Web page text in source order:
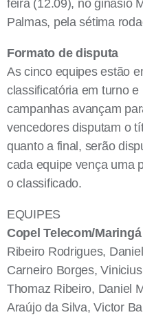
feira (12.09), no ginásio
Palmas, pela sétima
Formato de disputa
As cinco equipes estão
classificatória em turno
campanhas avançam
vencedores disputam o
quanto a final, serão
cada equipe vença uma
o classificado.
EQUIPES
Copel Telecom/
Ribeiro Rodrigues,
Carneiro Borges,
Thomaz Ribeiro, Daniel
Araújo da Silva, Victor